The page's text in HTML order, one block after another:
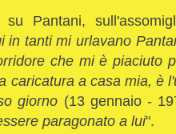
su Pantani,
in tanti mi urlavano
che mi è piaciuto
caricatura a casa mia, è
giorno (13 gennaio -
paragonato a lui".